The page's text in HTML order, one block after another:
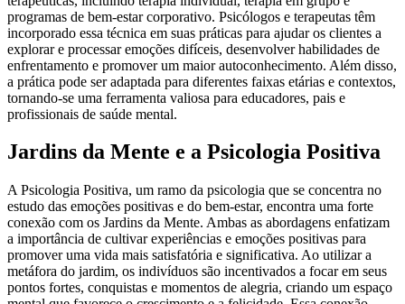
programas de bem-estar corporativo. Psicólogos e terapeutas têm
incorporado essa técnica em suas práticas para ajudar os clientes a
explorar e processar emoções difíceis, desenvolver habilidades de
enfrentamento e promover um maior autoconhecimento. Além disso,
a prática pode ser adaptada para diferentes faixas etárias e contextos,
tornando-se uma ferramenta valiosa para educadores, pais e
profissionais de saúde mental.
Jardins da Mente e a Psicologia Positiva
A Psicologia Positiva, um ramo da psicologia que se concentra no
estudo das emoções positivas e do bem-estar, encontra uma forte
conexão com os Jardins da Mente. Ambas as abordagens enfatizam
a importância de cultivar experiências e emoções positivas para
promover uma vida mais satisfatória e significativa. Ao utilizar a
metáfora do jardim, os indivíduos são incentivados a focar em seus
pontos fortes, conquistas e momentos de alegria, criando um espaço